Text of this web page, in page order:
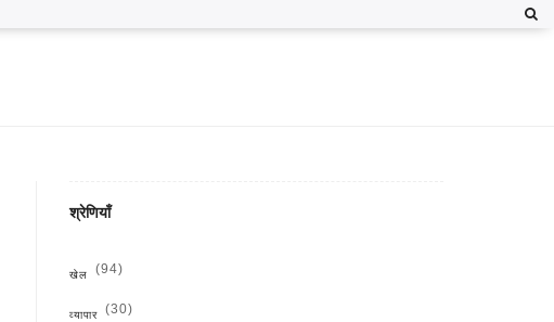
श्रेणियाँ
खेल (94)
व्यापार (30)